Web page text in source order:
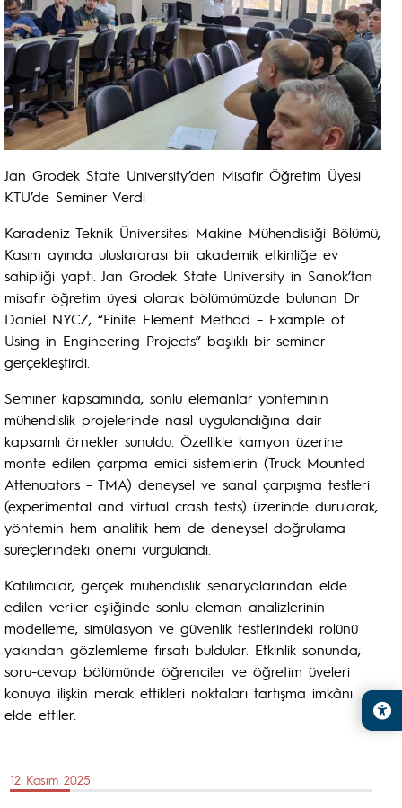
Jan Grodek State University’den Misafir Öğretim Üyesi
KTÜ’de Seminer Verdi
Karadeniz Teknik Üniversitesi Makine Mühendisliği Bölümü,
Kasım ayında uluslararası bir akademik etkinliğe ev
sahipliği yaptı. Jan Grodek State University in Sanok’tan
misafir öğretim üyesi olarak bölümümüzde bulunan Dr
Daniel NYCZ, “Finite Element Method – Example of
Using in Engineering Projects” başlıklı bir seminer
gerçekleştirdi.
Seminer kapsamında, sonlu elemanlar yönteminin
mühendislik projelerinde nasıl uygulandığına dair
kapsamlı örnekler sunuldu. Özellikle kamyon üzerine
monte edilen çarpma emici sistemlerin (Truck Mounted
Attenuators – TMA) deneysel ve sanal çarpışma testleri
(experimental and virtual crash tests) üzerinde durularak,
yöntemin hem analitik hem de deneysel doğrulama
süreçlerindeki önemi vurgulandı.
Katılımcılar, gerçek mühendislik senaryolarından elde
edilen veriler eşliğinde sonlu eleman analizlerinin
modelleme, simülasyon ve güvenlik testlerindeki rolünü
yakından gözlemleme fırsatı buldular. Etkinlik sonunda,
soru-cevap bölümünde öğrenciler ve öğretim üyeleri
konuya ilişkin merak ettikleri noktaları tartışma imkânı
elde ettiler.
12 Kasım 2025